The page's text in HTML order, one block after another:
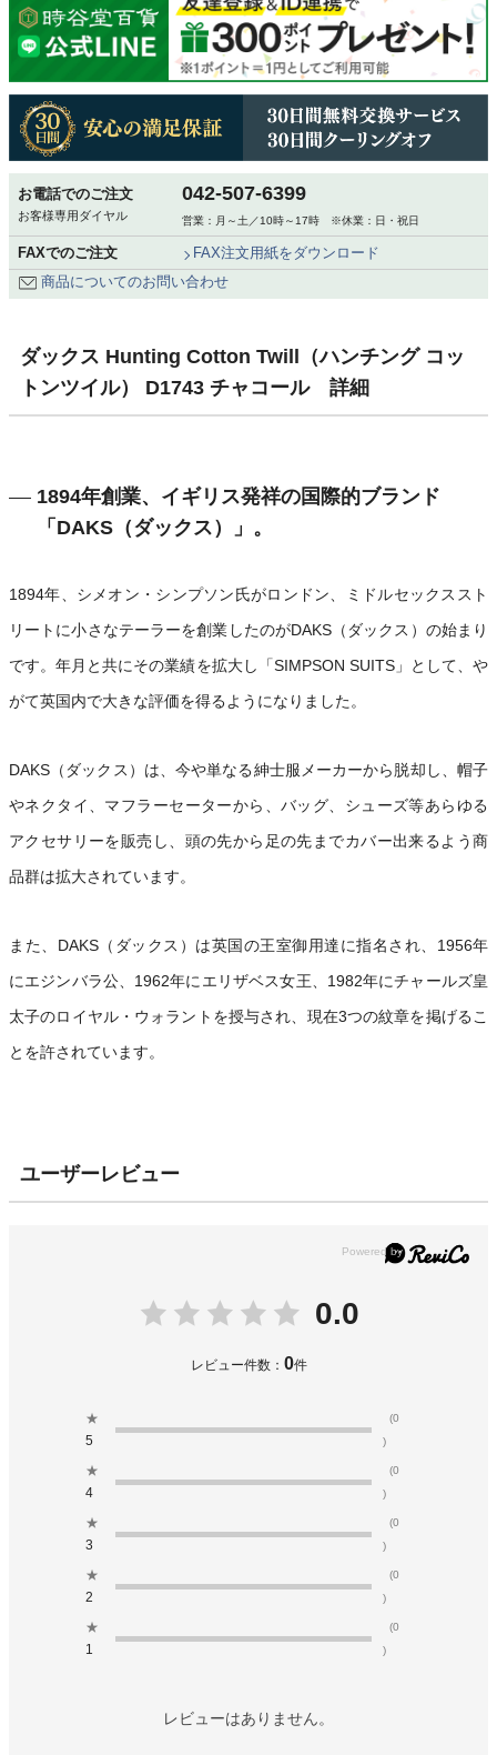
お電話でのご注文
お客様専用ダイヤル
042-507-6399
営業：月～土／10時～17時 ※休業：日・祝日
FAXでのご注文
FAX注文用紙をダウンロード
商品についてのお問い合わせ
ダックス Hunting Cotton Twill（ハンチング コッ
トンツイル） D1743 チャコール 詳細
1894年創業、イギリス発祥の国際的ブランド
「DAKS（ダックス）」。
1894年、シメオン・シンプソン氏がロンドン、ミドルセックススト
リートに小さなテーラーを創業したのがDAKS（ダックス）の始まり
です。年月と共にその業績を拡大し「SIMPSON SUITS」として、や
がて英国内で大きな評価を得るようになりました。
DAKS（ダックス）は、今や単なる紳士服メーカーから脱却し、帽子
やネクタイ、マフラーセーターから、バッグ、シューズ等あらゆる
アクセサリーを販売し、頭の先から足の先までカバー出来るよう商
品群は拡大されています。
また、DAKS（ダックス）は英国の王室御用達に指名され、1956年
にエジンバラ公、1962年にエリザベス女王、1982年にチャールズ皇
太子のロイヤル・ウォラントを授与され、現在3つの紋章を掲げるこ
とを許されています。
ユーザーレビュー
0.0
レビュー件数： 0件
★
5
(0
)
★
4
(0
)
★
3
(0
)
★
2
(0
)
★
1
(0
)
レビューはありません。